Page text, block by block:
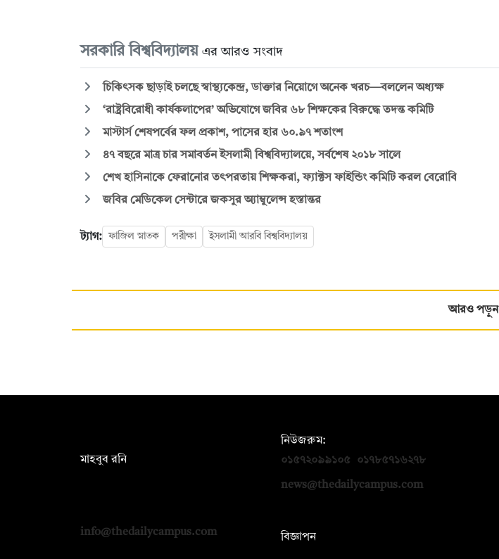
সরকারি বিশ্ববিদ্যালয় এর আরও সংবাদ
চিকিৎসক ছাড়াই চলছে স্বাস্থ্যকেন্দ্র, ডাক্তার নিয়োগে অনেক খরচ—বললেন অধ্যক্ষ
‘রাষ্ট্রবিরোধী কার্যকলাপের’ অভিযোগে জবির ৬৮ শিক্ষকের বিরুদ্ধে তদন্ত কমিটি
মাস্টার্স শেষপর্বের ফল প্রকাশ, পাসের হার ৬০.৯৭ শতাংশ
৪৭ বছরে মাত্র চার সমাবর্তন ইসলামী বিশ্ববিদ্যালয়ে, সর্বশেষ ২০১৮ সালে
শেখ হাসিনাকে ফেরানোর তৎপরতায় শিক্ষকরা, ফ্যাক্টস ফাইন্ডিং কমিটি করল বেরোবি
জবির মেডিকেল সেন্টারে জকসুর অ্যাম্বুলেন্স হস্তান্তর
ট্যাগ: ফাজিল স্নাতক পরীক্ষা ইসলামী আরবি বিশ্ববিদ্যালয়
আরও পড়ুন
মাহবুব রনি
info@thedailycampus.com
নিউজরুম:
০১৫৭২০৯৯১০৫
০১৭৮৫৭১৬২৭৮
news@thedailycampus.com
বিজ্ঞাপন